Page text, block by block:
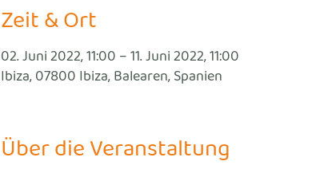
Zeit & Ort
02. Juni 2022, 11:00 – 11. Juni 2022, 11:00
Ibiza, 07800 Ibiza, Balearen, Spanien
Über die Veranstaltung